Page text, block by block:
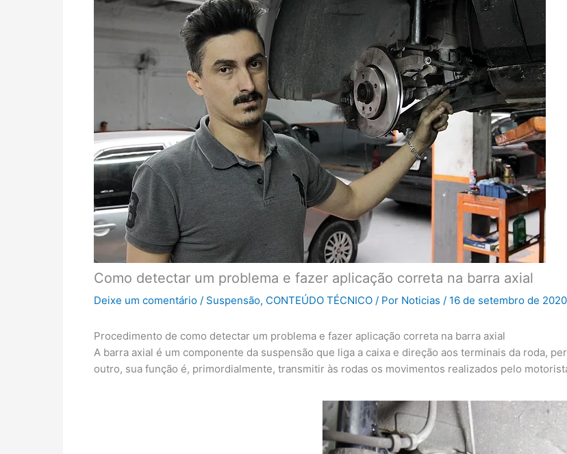
Como detectar um problema e fazer aplicação correta na barra axial
Deixe um comentário / Suspensão, CONTEÚDO TÉCNICO / Por Noticias / 16 de setembro de 2020
Procedimento de como detectar um problema e fazer aplicação correta na barra axial
A barra axial é um componente da suspensão que liga a caixa e direção aos terminais da roda,
outro, sua função é, primordialmente, transmitir às rodas os movimentos realizados pelo